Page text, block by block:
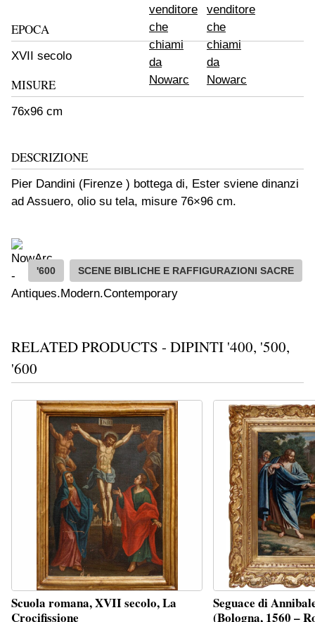
EPOCA
XVII secolo
MISURE
76x96 cm
DESCRIZIONE
Pier Dandini (Firenze ) bottega di, Ester sviene dinanzi
ad Assuero, olio su tela, misure 76×96 cm.
'600 SCENE BIBLICHE E RAFFIGURAZIONI SACRE
RELATED PRODUCTS - DIPINTI '400, '500,
'600
Scuola romana, XVII secolo, La
Crocifissione
Seguace di
(Bologna, 1560 –